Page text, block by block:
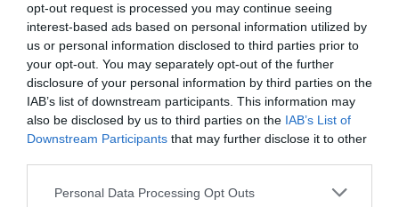
opt-out request is processed you may continue seeing
interest-based ads based on personal information utilized by
us or personal information disclosed to third parties prior to
your opt-out. You may separately opt-out of the further
disclosure of your personal information by third parties on the
IAB’s list of downstream participants. This information may
also be disclosed by us to third parties on the IAB’s List of
Downstream Participants that may further disclose it to other
Personal Data Processing Opt Outs